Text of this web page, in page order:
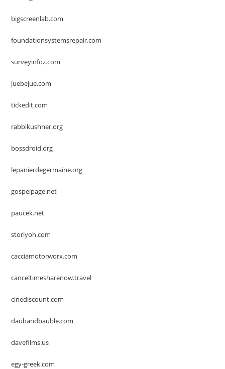
bigscreenlab.com
foundationsystemsrepair.com
surveyinfoz.com
juebejue.com
tickedit.com
rabbikushner.org
bossdroid.org
lepanierdegermaine.org
gospelpage.net
paucek.net
storiyoh.com
cacciamotorworx.com
canceltimesharenow.travel
cinediscount.com
daubandbauble.com
davefilms.us
egy-greek.com